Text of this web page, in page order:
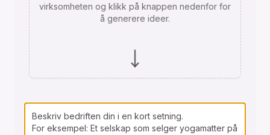
virksomheten og klikk på knappen nedenfor for
å generere ideer.